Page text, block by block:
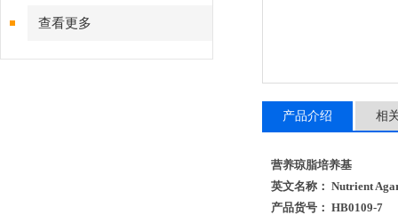
查看更多
产品介绍 相
营养琼脂培养基
英文名称： Nutrient
产品货号： HB0109-7